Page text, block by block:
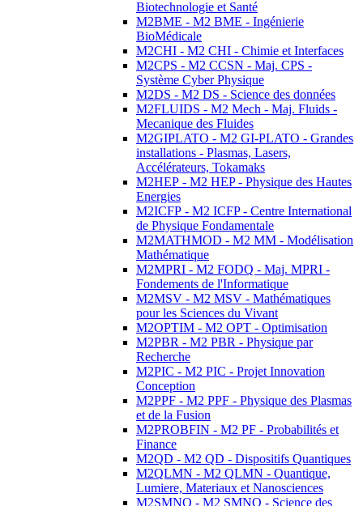
Biotechnologie et Santé
M2BME - M2 BME - Ingénierie
BioMédicale
M2CHI - M2 CHI - Chimie et Interfaces
M2CPS - M2 CCSN - Maj. CPS -
Système Cyber Physique
M2DS - M2 DS - Science des données
M2FLUIDS - M2 Mech - Maj. Fluids -
Mecanique des Fluides
M2GIPLATO - M2 GI-PLATO - Grandes
installations - Plasmas, Lasers,
Accélérateurs, Tokamaks
M2HEP - M2 HEP - Physique des Hautes
Energies
M2ICFP - M2 ICFP - Centre International
de Physique Fondamentale
M2MATHMOD - M2 MM - Modélisation
Mathématique
M2MPRI - M2 FODQ - Maj. MPRI -
Fondements de l'Informatique
M2MSV - M2 MSV - Mathématiques
pour les Sciences du Vivant
M2OPTIM - M2 OPT - Optimisation
M2PBR - M2 PBR - Physique par
Recherche
M2PIC - M2 PIC - Projet Innovation
Conception
M2PPF - M2 PPF - Physique des Plasmas
et de la Fusion
M2PROBFIN - M2 PF - Probabilités et
Finance
M2QD - M2 QD - Dispositifs Quantiques
M2QLMN - M2 QLMN - Quantique,
Lumiere, Materiaux et Nanosciences
M2SMNO - M2 SMNO - Science des